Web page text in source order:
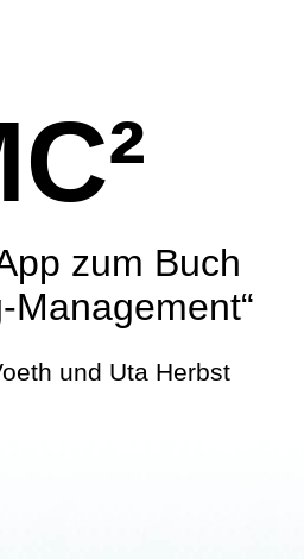
zum Buch
Management“
und Uta Herbst